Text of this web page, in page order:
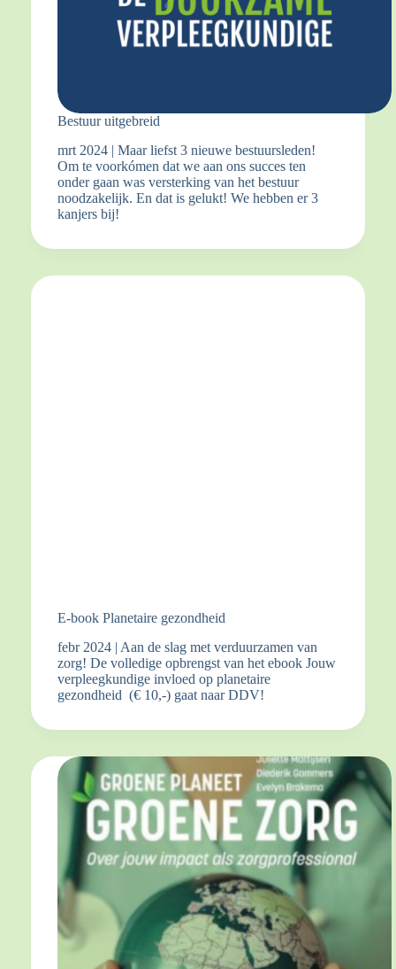
Bestuur uitgebreid
mrt 2024 | Maar liefst 3 nieuwe bestuursleden!
Om te voorkómen dat we aan ons succes ten
onder gaan was versterking van het bestuur
noodzakelijk. En dat is gelukt! We hebben er 3
kanjers bij!
E-book Planetaire gezondheid
febr 2024 | Aan de slag met verduurzamen van
zorg! De volledige opbrengst van het ebook Jouw
verpleegkundige invloed op planetaire
gezondheid (€ 10,-) gaat naar DDV!